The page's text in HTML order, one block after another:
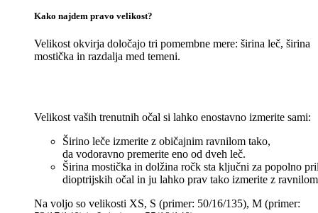
Kako najdem pravo velikost?
Velikost okvirja določajo tri pomembne mere: širina leč, širina
mostička in razdalja med temeni.
Velikost vaših trenutnih očal si lahko enostavno izmerite sami:
Širino leče izmerite z običajnim ravnilom tako,
da vodoravno premerite eno od dveh leč.
Širina mostička in dolžina ročk sta ključni za popolno
dioptrijskih očal in ju lahko prav tako izmerite z ravnilom
Na voljo so velikosti XS, S (primer: 50/16/135), M (primer: